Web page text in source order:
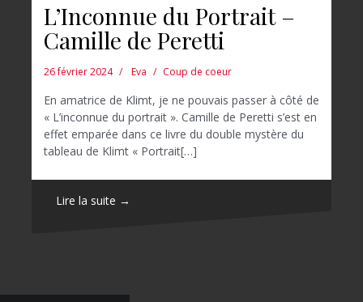
L’Inconnue du Portrait –
Camille de Peretti
26 février 2024 Eva Coup de coeur
En amatrice de Klimt, je ne pouvais passer à côté de
« L’inconnue du portrait ». Camille de Peretti s’est en
effet emparée dans ce livre du double mystère du
tableau de Klimt « Portrait[…]
Lire la suite →